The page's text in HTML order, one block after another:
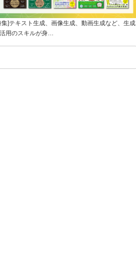
集]テキスト生成、画像生成、動画生成など、生成
用のスキルが身…